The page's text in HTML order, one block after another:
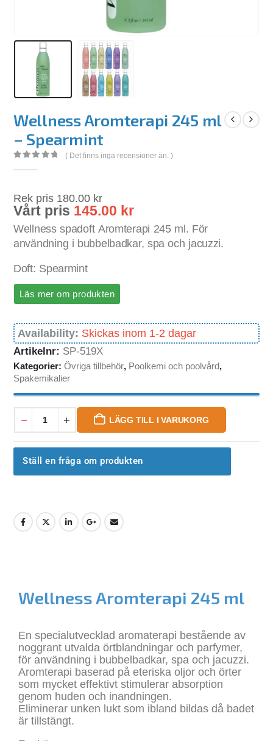
Wellness Aromterapi 245 ml
– Spearmint
( Det finns inga recensioner än. )
Rek pris 180.00 kr
Vårt pris 145.00 kr
Wellness spadoft Aromterapi 245 ml. För
användning i bubbelbadkar, spa och jacuzzi.
Doft: Spearmint
Läs mer om produkten
Availability: Skickas inom 1-2 dagar
Artikelnr: SP-519X
Kategorier: Övriga tillbehör, Poolkemi och poolvård,
Spakemikalier
LÄGG TILL I VARUKORG
Ställ en fråga om produkten
Wellness Aromterapi 245 ml
En specialutvecklad aromaterapi bestående av
noggrant utvalda örtblandningar och parfymer,
för användning i bubbelbadkar, spa och jacuzzi.
Aromterapi baserad på eteriska oljor och örter
som mycket effektivt stimulerar absorption
genom huden och inandningen.
Eliminerar unken lukt som ibland bildas då badet
är tillstängt.